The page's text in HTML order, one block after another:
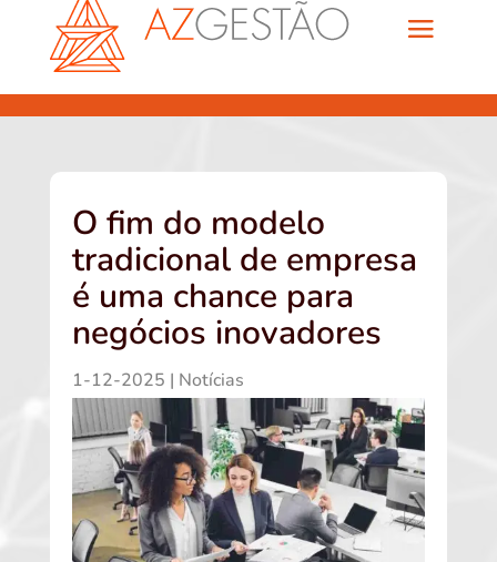
O fim do modelo
tradicional de empresa
é uma chance para
negócios inovadores
1-12-2025 | Notícias